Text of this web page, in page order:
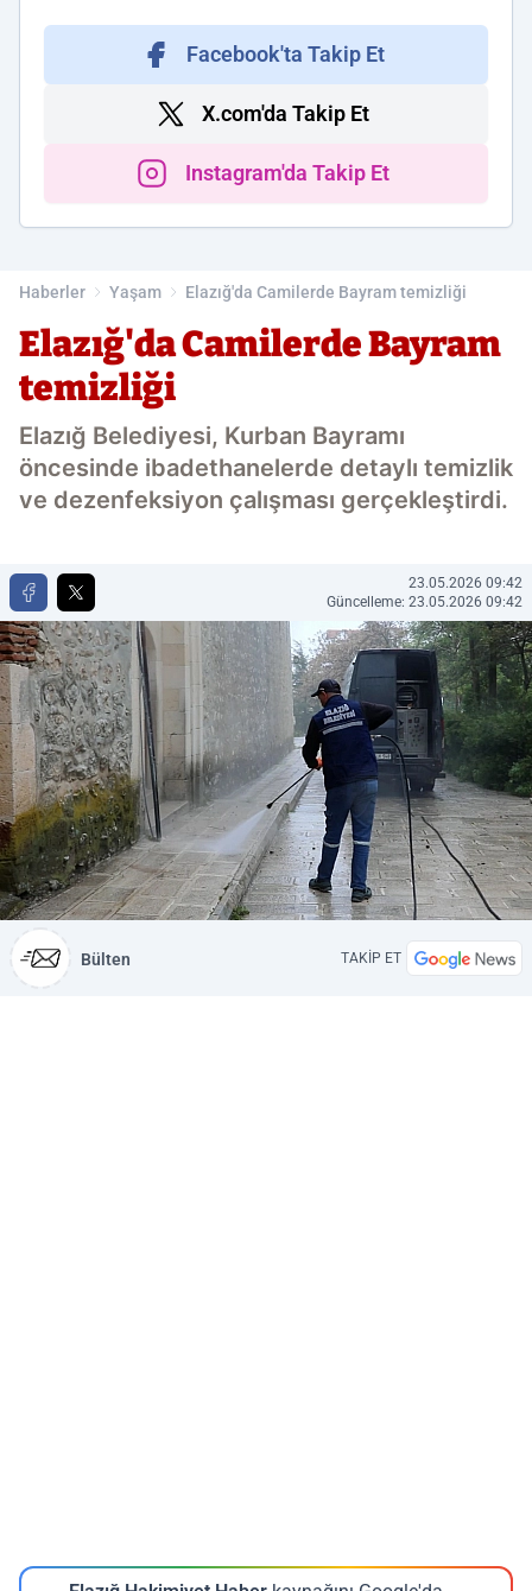
Facebook'ta Takip Et
X.com'da Takip Et
Instagram'da Takip Et
Haberler Yaşam Elazığ'da Camilerde Bayram temizliği
Elazığ'da Camilerde Bayram
temizliği
Elazığ Belediyesi, Kurban Bayramı
öncesinde ibadethanelerde detaylı temizlik
ve dezenfeksiyon çalışması gerçekleştirdi.
23.05.2026 09:42
Güncelleme: 23.05.2026 09:42
Bülten TAKİP ET